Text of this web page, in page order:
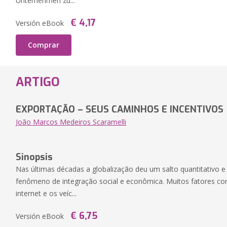
Versión eBook € 4,17
Comprar
ARTIGO
EXPORTAÇÃO – SEUS CAMINHOS E INCENTIVOS
João Marcos Medeiros Scaramelli
Sinopsis
Nas últimas décadas a globalização deu um salto quantitativo
fenômeno de integração social e econômica. Muitos fatores
internet e os veíc...
Versión eBook € 6,75